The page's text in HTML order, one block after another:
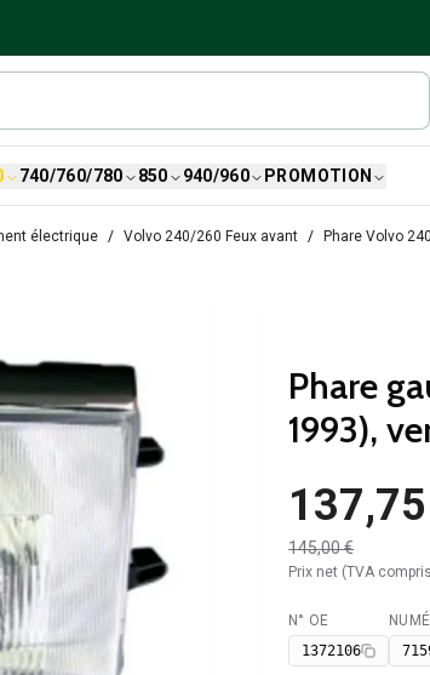
740/760/780 850 940/960 PROMOTION
électrique Volvo 240/260 Feux avant Phare Volvo
Phare
1993),
145,00 €
Prix net (TVA
Disponible
N° OE
1372106